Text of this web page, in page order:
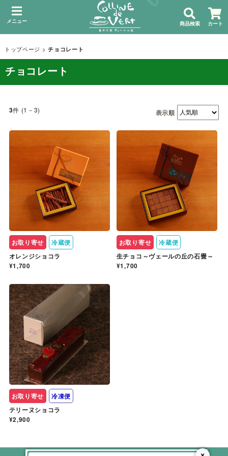
メニュー 商品検索 カート
トップページ >チョコレート
チョコレート
3件 (1－3) 表示順
お取り寄せ
冷蔵便
オレンジショコラ
¥1,700
お取り寄せ
冷蔵便
生チョコ～ヴェールの丘の石畳～
¥1,700
お取り寄せ
冷凍便
テリーヌショコラ
¥2,900